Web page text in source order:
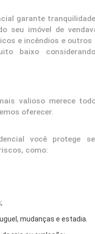
garante
seu imóvel de
e incêndios e outros
baixo
valioso merece
oferecer.
você protege
como:
mudanças e estadia.